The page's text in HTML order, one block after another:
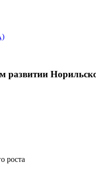
развитии
роста